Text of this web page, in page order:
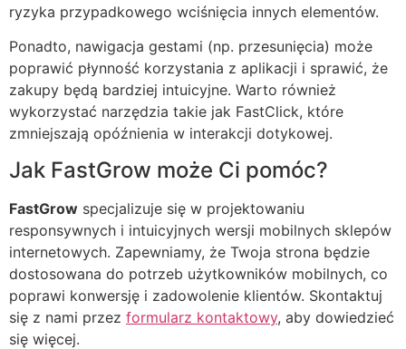
ryzyka przypadkowego wciśnięcia innych elementów.
Ponadto, nawigacja gestami (np. przesunięcia) może
poprawić płynność korzystania z aplikacji i sprawić, że
zakupy będą bardziej intuicyjne. Warto również
wykorzystać narzędzia takie jak FastClick, które
zmniejszają opóźnienia w interakcji dotykowej.
Jak FastGrow może Ci pomóc?
FastGrow specjalizuje się w projektowaniu
responsywnych i intuicyjnych wersji mobilnych sklepów
internetowych. Zapewniamy, że Twoja strona będzie
dostosowana do potrzeb użytkowników mobilnych, co
poprawi konwersję i zadowolenie klientów. Skontaktuj
się z nami przez formularz kontaktowy, aby dowiedzieć
się więcej.